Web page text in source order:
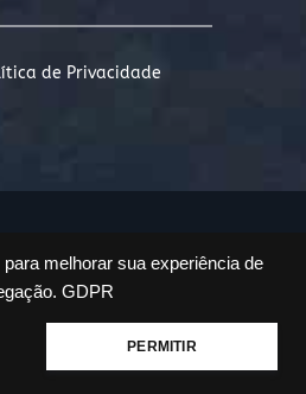
melhorar sua experiência de
GDPR
PERMITIR
de Privacidade